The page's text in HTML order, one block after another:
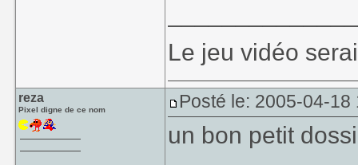
Le jeu vidéo
reza
Pixel digne de ce nom Posté le: 2005-04-18
un bon petit